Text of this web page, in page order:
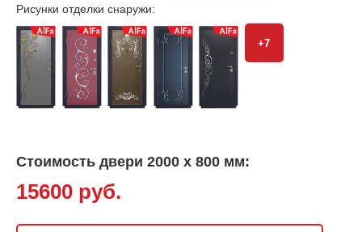
Рисунки отделки снаружи:
+7
Стоимость двери 2000 х 800 мм:
15600 руб.